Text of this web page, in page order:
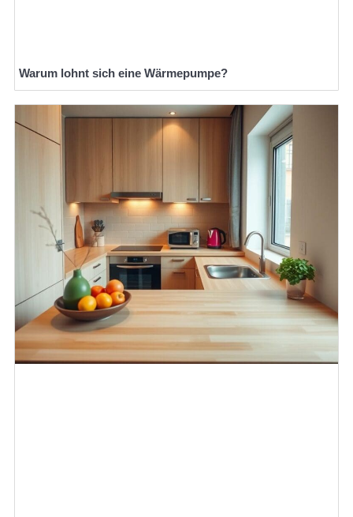
Warum lohnt sich eine Wärmepumpe?